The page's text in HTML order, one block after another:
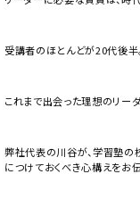
受講者のほとんどが20代後半
これまで出会った理想のリー
弊社代表の川谷が、学習塾の
につけておくべき心構えをお伝